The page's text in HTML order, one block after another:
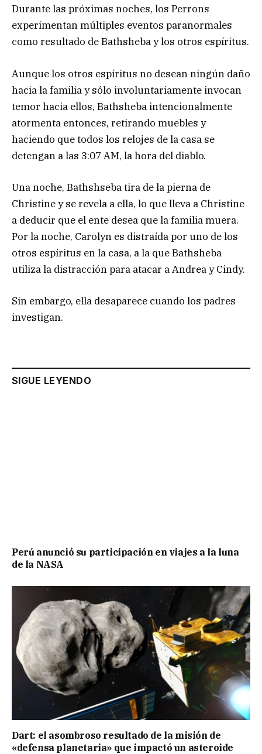
Durante las próximas noches, los Perrons
experimentan múltiples eventos paranormales
como resultado de Bathsheba y los otros espíritus.
Aunque los otros espíritus no desean ningún daño
hacia la familia y sólo involuntariamente invocan
temor hacia ellos, Bathsheba intencionalmente
atormenta entonces, retirando muebles y
haciendo que todos los relojes de la casa se
detengan a las 3:07 AM, la hora del diablo.
Una noche, Bathshseba tira de la pierna de
Christine y se revela a ella, lo que lleva a Christine
a deducir que el ente desea que la familia muera.
Por la noche, Carolyn es distraída por uno de los
otros espíritus en la casa, a la que Bathsheba
utiliza la distracción para atacar a Andrea y Cindy.
Sin embargo, ella desaparece cuando los padres
investigan.
SIGUE LEYENDO
Perú anunció su participación en viajes a la luna
de la NASA
Dart: el asombroso resultado de la misión de
«defensa planetaria» que impactó un asteroide